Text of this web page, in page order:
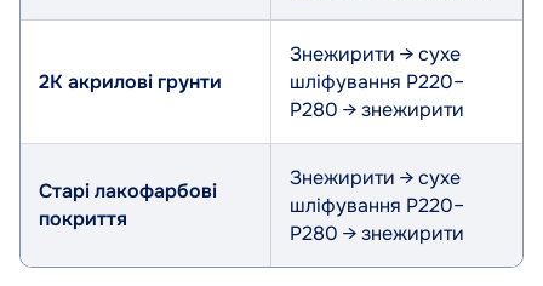
2К акрилові грунти
Знежирити → сухе
шліфування P220–
P280 → знежирити
Старі лакофарбові
покриття
Знежирити → сухе
шліфування P220–
P280 → знежирити